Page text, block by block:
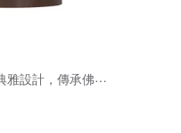
༄ Kewa 以現代典雅設計，傳承佛教文化之美༄